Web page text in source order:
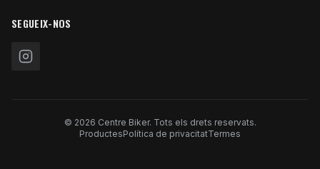
SEGUEIX-NOS
© 2026 Centre Biker. Tots els drets reservats.
ProductesPolítica de privacitatTermes